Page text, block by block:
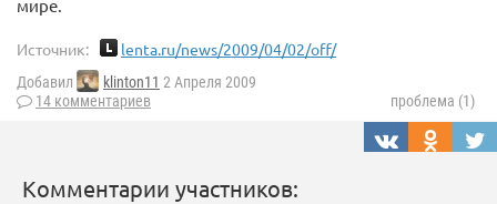
мире.
Источник: lenta.ru/news/2009/04/02/off/
Добавил klinton11 2 Апреля 2009
14 комментариев
проблема (1)
Комментарии участников: